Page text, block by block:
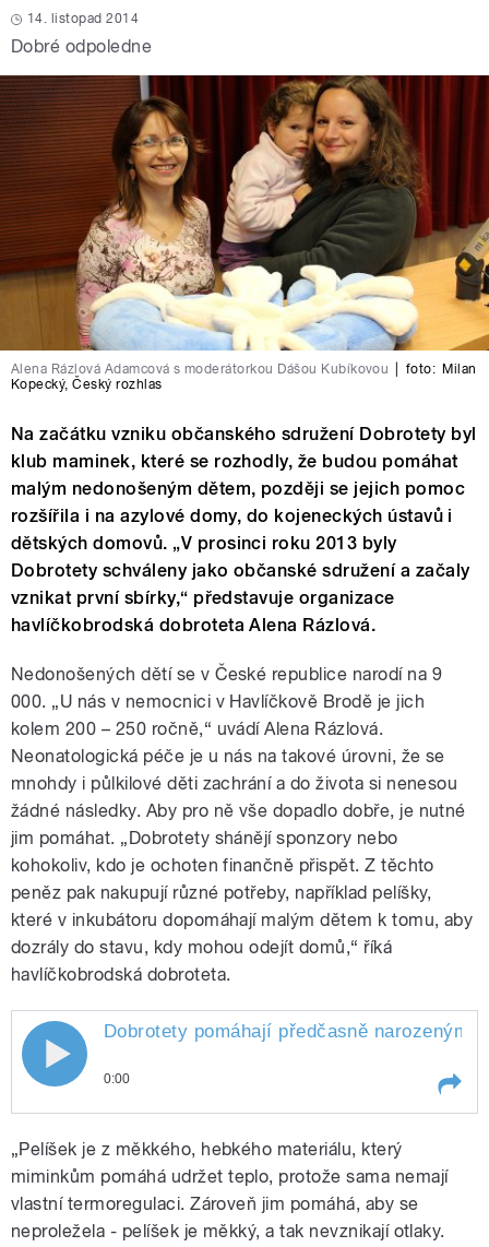
14. listopad 2014
Dobré odpoledne
Alena Rázlová Adamcová s moderátorkou Dášou Kubíkovou foto: Milan
Kopecký,Český rozhlas
Na začátku vzniku občanského sdružení Dobrotety byl
klub maminek, které se rozhodly, že budou pomáhat
malým nedonošeným dětem, později se jejich pomoc
rozšířila i na azylové domy, do kojeneckých ústavů i
dětských domovů. „V prosinci roku 2013 byly
Dobrotety schváleny jako občanské sdružení a začaly
vznikat první sbírky,“ představuje organizace
havlíčkobrodská dobroteta Alena Rázlová.
Nedonošených dětí se v České republice narodí na 9
000. „U nás v nemocnici v Havlíčkově Brodě je jich
kolem 200 – 250 ročně,“ uvádí Alena Rázlová.
Neonatologická péče je u nás na takové úrovni, že se
mnohdy i půlkilové děti zachrání a do života si nenesou
žádné následky. Aby pro ně vše dopadlo dobře, je nutné
jim pomáhat. „Dobrotety shánějí sponzory nebo
kohokoliv, kdo je ochoten finančně přispět. Z těchto
peněz pak nakupují různé potřeby, například pelíšky,
které v inkubátoru dopomáhají malým dětem k tomu, aby
dozrály do stavu, kdy mohou odejít domů,“ říká
havlíčkobrodská dobroteta.
Dobrotety pomáhají předčasně narozeným
0:00
narozeným miminkám kromě
jiného v Havlíčkově Brodě. Šijí a
pletou a také shánějí peníze na
nákup speciálních pelíšků, říká v
poradně Alena Rázlová
„Pelíšek je z měkkého, hebkého materiálu, který
miminkům pomáhá udržet teplo, protože sama nemají
vlastní termoregulaci. Zároveň jim pomáhá, aby se
neproležela - pelíšek je měkký, a tak nevznikají otlaky.